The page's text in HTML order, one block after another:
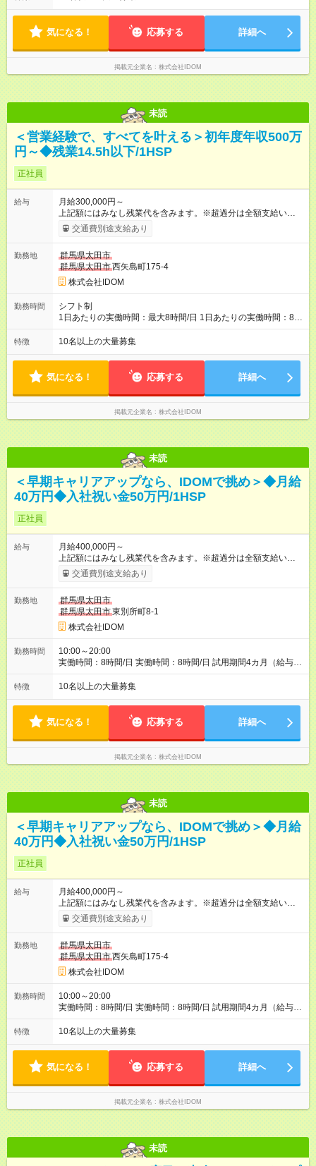
気になる！ 応募する 詳細へ
掲載元企業名 株式会社IDOM
未読
＜営業経験で、すべてを叶える＞初年度年収500万
円～◆残業14.5h以下/1HSP
正社員
給与
月給300,000円～
上記額にはみなし残業代を含みます。※超過分は全額支給いたし
ます。 みなし残業代 40,817円 以上／月 みなし残業時間 20時間
／月 月給＋インセンティブ＋賞与 ※前職給与・経験を考慮し、
年1回 ★能力給査定年3回 ★賞与年2回／平均3ヶ月分 ★インセン
ティブ（毎月支給／年平均支給額：90万円） ★管理職昇格後：
月収目安55万円、年収650万円～1000万円前後 ◎キャリアアッ
プも応援！ 若手のうちから、様々なキャリアにチャレンジでき
るのも当社ならでは。1年後に店長になったメンバーもいます。
【試用期間】試用期間あり 試用期間の長さ：4ヶ月 雇用形態、
交通費別途支給あり
勤務地
群馬県太田市
群馬県太田市西矢島町175-4
株式会社IDOM
勤務時間
シフト制
1日あたりの実働時間：最大8時間/日 1日あたりの実働時間：8時
間 シフト制
特徴 10名以上の大量募集
気になる！ 応募する 詳細へ
掲載元企業名 株式会社IDOM
未読
＜早期キャリアアップなら、IDOMで挑め＞◆月給
40万円◆入社祝い金50万円/1HSP
正社員
給与
月給400,000円～
上記額にはみなし残業代を含みます。※超過分は全額支給いたし
ます。 みなし残業代 51,021円 以上／月 みなし残業時間 20時間
／月 ※前職給与・経験を考慮し、決定いたします。 給与にプラ
■地域給（月2万5000円まで ※地域による） ■能力給（月最大9
万9000円） ■店長能力給（月最大35万2000円） ■インセンティ
ブ（年3回／最大140万円）※ ■子供手当（1人／月2万円～3万
円）※18歳まで ■店長手当（月2万円） ■店舗規模手当（月最大
10万円） ※インセンティブは、一部所属部署により年3回支給。
所属事業部によって、基準が異なります。 【試用期間】試用期
じです。
交通費別途支給あり
勤務地
群馬県太田市
群馬県太田市東別所町8-1
株式会社IDOM
勤務時間
10:00～20:00
実働時間：8時間/日 実働時間：8時間/日 試用期間4カ月（給与や
その他条件に変更なし） ※契約期間の定めなし
特徴 10名以上の大量募集
気になる！ 応募する 詳細へ
掲載元企業名 株式会社IDOM
未読
＜早期キャリアアップなら、IDOMで挑め＞◆月給
40万円◆入社祝い金50万円/1HSP
正社員
給与
月給400,000円～
上記額にはみなし残業代を含みます。※超過分は全額支給いたし
ます。 みなし残業代 51,021円 以上／月 みなし残業時間 20時間
／月 ※前職給与・経験を考慮し、決定いたします。 給与にプラ
■地域給（月2万5000円まで ※地域による） ■能力給（月最大9
万9000円） ■店長能力給（月最大35万2000円） ■インセンティ
ブ（年3回／最大140万円）※ ■子供手当（1人／月2万円～3万
円）※18歳まで ■店長手当（月2万円） ■店舗規模手当（月最大
10万円） ※インセンティブは、一部所属部署により年3回支給。
所属事業部によって、基準が異なります。 【試用期間】試用期
じです。
交通費別途支給あり
勤務地
群馬県太田市
群馬県太田市西矢島町175-4
株式会社IDOM
勤務時間
10:00～20:00
実働時間：8時間/日 実働時間：8時間/日 試用期間4カ月（給与や
その他条件に変更なし） ※契約期間の定めなし
特徴 10名以上の大量募集
気になる！ 応募する 詳細へ
掲載元企業名 株式会社IDOM
未読